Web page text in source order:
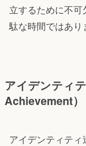
立するために不
駄な時間ではあり
アイデンティ
Achievement）
アイデンティテ